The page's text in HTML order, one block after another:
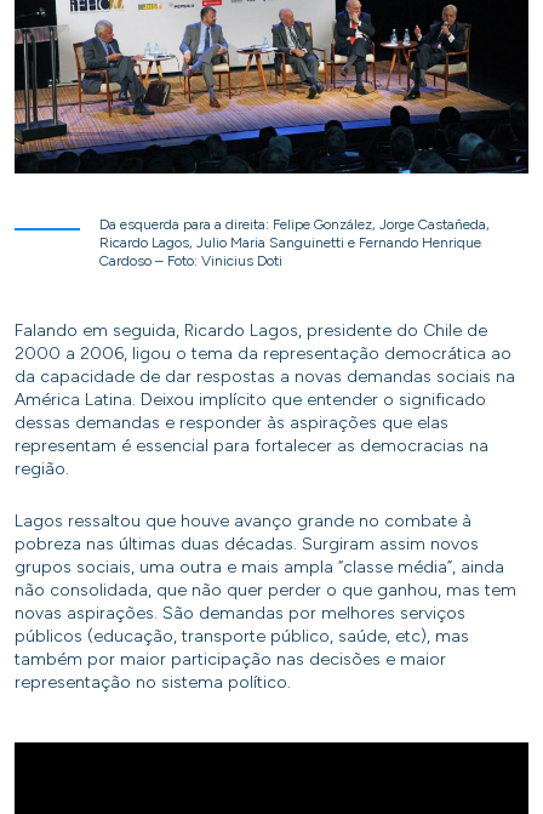
Da esquerda para a direita: Felipe González, Jorge Castañeda,
Ricardo Lagos, Julio Maria Sanguinetti e Fernando Henrique
Cardoso – Foto: Vinicius Doti
Falando em seguida, Ricardo Lagos, presidente do Chile de
2000 a 2006, ligou o tema da representação democrática ao
da capacidade de dar respostas a novas demandas sociais na
América Latina. Deixou implícito que entender o significado
dessas demandas e responder às aspirações que elas
representam é essencial para fortalecer as democracias na
região.
Lagos ressaltou que houve avanço grande no combate à
pobreza nas últimas duas décadas. Surgiram assim novos
grupos sociais, uma outra e mais ampla “classe média”, ainda
não consolidada, que não quer perder o que ganhou, mas tem
novas aspirações. São demandas por melhores serviços
públicos (educação, transporte público, saúde, etc), mas
também por maior participação nas decisões e maior
representação no sistema político.